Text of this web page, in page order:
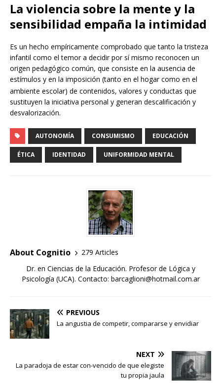
La violencia sobre la mente y la
sensibilidad empaña la intimidad
Es un hecho empíricamente comprobado que tanto la tristeza
infantil como el temor a decidir por sí mismo reconocen un
origen pedagógico común, que consiste en la ausencia de
estímulos y en la imposición (tanto en el hogar como en el
ambiente escolar) de contenidos, valores y conductas que
sustituyen la iniciativa personal y generan descalificación y
desvalorización.
AUTONOMÍA CONSUMISMO EDUCACIÓN
ÉTICA IDENTIDAD UNIFORMIDAD MENTAL
About Cognitio
279 Articles
Dr. en Ciencias de la Educación. Profesor de Lógica y
Psicología (UCA). Contacto: barcaglioni@hotmail.com.ar
PREVIOUS
La angustia de competir, compararse y envidiar
NEXT
La paradoja de estar con-vencido de que elegiste
tu propia jaula